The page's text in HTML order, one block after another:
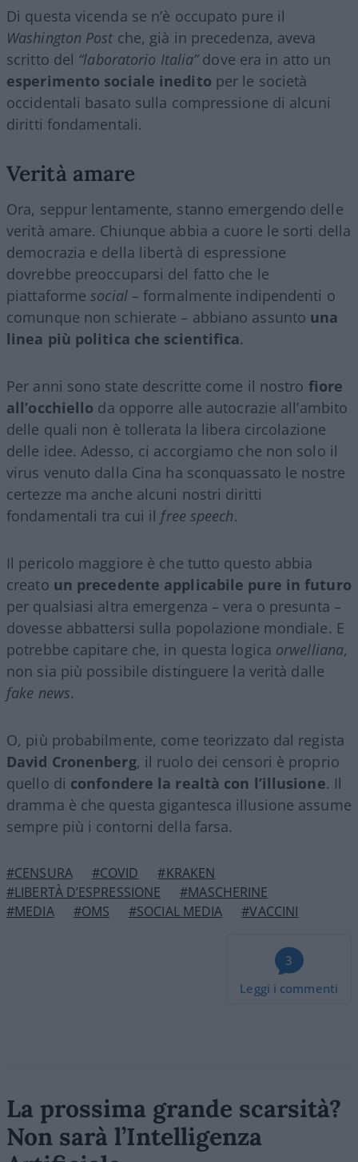
Di questa vicenda se n’è occupato pure il
Washington Post che, già in precedenza, aveva
scritto del “laboratorio Italia”dove era in atto un
esperimento sociale inedito per le società
occidentali basato sulla compressione di alcuni
diritti fondamentali.
Verità amare
Ora, seppur lentamente, stanno emergendo delle
verità amare. Chiunque abbia a cuore le sorti della
democrazia e della libertà di espressione
dovrebbe preoccuparsi del fatto che le
piattaformesocial– formalmente indipendenti o
comunque non schierate – abbiano assunto una
linea più politica che scientifica.
Per anni sono state descritte come il nostro fiore
all’occhiello da opporre alle autocrazie all’ambito
delle quali non è tollerata la libera circolazione
delle idee. Adesso, ci accorgiamo che non solo il
virus venuto dalla Cina ha sconquassato le nostre
certezze ma anche alcuni nostri diritti
fondamentali tra cui il free speech.
Il pericolo maggiore è che tutto questo abbia
creato un precedente applicabile pure in futuro
per qualsiasi altra emergenza – vera o presunta –
dovesse abbattersi sulla popolazione mondiale. E
potrebbe capitare che, in questa logica orwelliana,
non sia più possibile distinguere la verità dalle
fake news.
O, più probabilmente, come teorizzato dal regista
David Cronenberg, il ruolo dei censori è proprio
quello di confondere la realtà con l’illusione. Il
dramma è che questa gigantesca illusione assume
sempre più i contorni della farsa.
#CENSURA #COVID
#KRAKEN
#LIBERTÀ D’ESPRESSIONE
#MASCHERINE
#MEDIA
#OMS #SOCIAL MEDIA #VACCINI
3
Leggi i commenti
La prossima grande scarsità?
Non sarà l’Intelligenza